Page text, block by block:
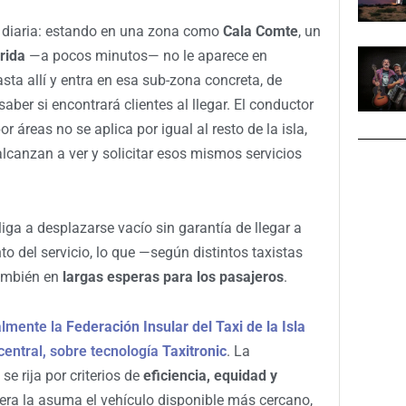
estando en una zona como Cala Comte, un
—a pocos minutos— no le aparece en
allí y entra en esa sub-zona concreta, de
si encontrará clientes al llegar. El conductor
áreas no se aplica por igual al resto de la isla,
a ver y solicitar esos mismos servicios
a desplazarse vacío sin garantía de llegar a
del servicio, lo que —según distintos taxistas
en largas esperas para los pasajeros.
la Federación Insular del Taxi de la Isla
sobre tecnología Taxitronic. La
rija por criterios de eficiencia, equidad y
la asuma el vehículo disponible más cercano,